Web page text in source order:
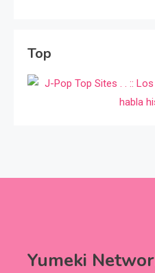
Top
Yumeki